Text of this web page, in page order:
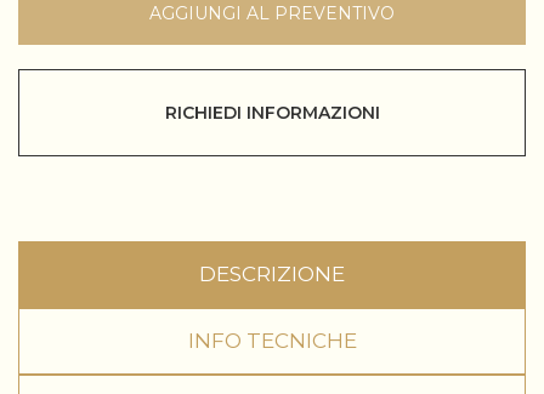
AGGIUNGI AL PREVENTIVO
RICHIEDI INFORMAZIONI
DESCRIZIONE
INFO TECNICHE